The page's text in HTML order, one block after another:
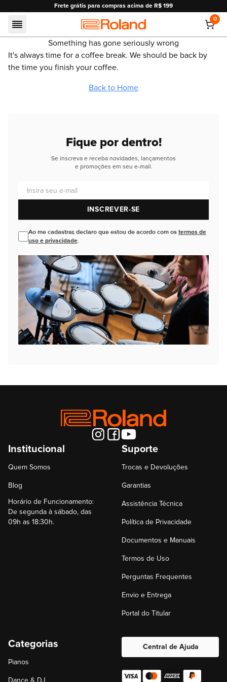
acima de R$ 199 10% OFF em pagamentos
Roland
0
Something has gone seriously wrong
It's always time for a coffee break. We should be back by
the time you finish your coffee.
Back to Home
Fique por dentro!
Se inscreva e receba novidades, lançamentos
e promoções em seu e-mail.
INSCREVER-SE
Ao me cadastrar, declaro que estou de acordo com os termos de
uso e privacidade.
Institucional
Quem Somos
Blog
Horário de Funcionamento:
De segunda à sábado, das
09h as 18:30h.
Suporte
Trocas e Devoluções
Garantias
Assistência Técnica
Política de Privacidade
Documentos e Manuais
Termos de Uso
Perguntas Frequentes
Envio e Entrega
Portal do Titular
Categorias
Pianos
Central de Ajuda